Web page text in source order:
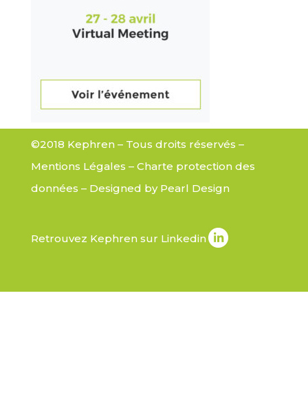
©2018 Kephren – Tous droits réservés –
Mentions Légales – Charte protection des
données – Designed by Pearl Design
Retrouvez Kephren sur Linkedin